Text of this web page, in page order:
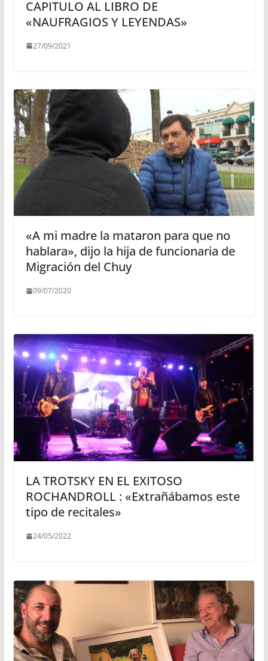
CAPITULO AL LIBRO DE
«NAUFRAGIOS Y LEYENDAS»
27/09/2021
«A mi madre la mataron para que no
hablara», dijo la hija de funcionaria de
Migración del Chuy
09/07/2020
LA TROTSKY EN EL EXITOSO
ROCHANDROLL : «Extrañábamos este
tipo de recitales»
24/05/2022